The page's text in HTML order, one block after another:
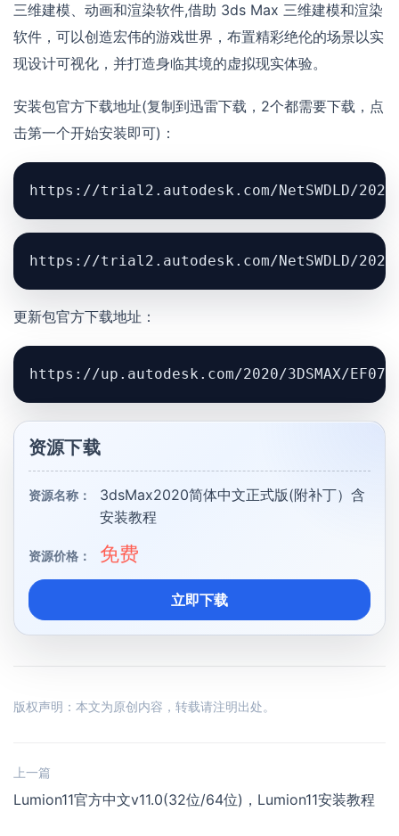
三维建模、动画和渲染软件,借助 3ds Max 三维建模和渲染
软件，可以创造宏伟的游戏世界，布置精彩绝伦的场景以实
现设计可视化，并打造身临其境的虚拟现实体验。
安装包官方下载地址(复制到迅雷下载，2个都需要下载，点
击第一个开始安装即可)：
https://trial2.autodesk.com/NetSWDLD/2020/
https://trial2.autodesk.com/NetSWDLD/2020/
更新包官方下载地址：
https://up.autodesk.com/2020/3DSMAX/
资源下载
资源名称：
3dsMax2020简体中文正式版(附补丁）含
安装教程
资源价格： 免费
立即下载
版权声明：本文为原创内容，转载请注明出处。
上一篇
Lumion11官方中文v11.0(32位/64位)，Lumion11安装教程